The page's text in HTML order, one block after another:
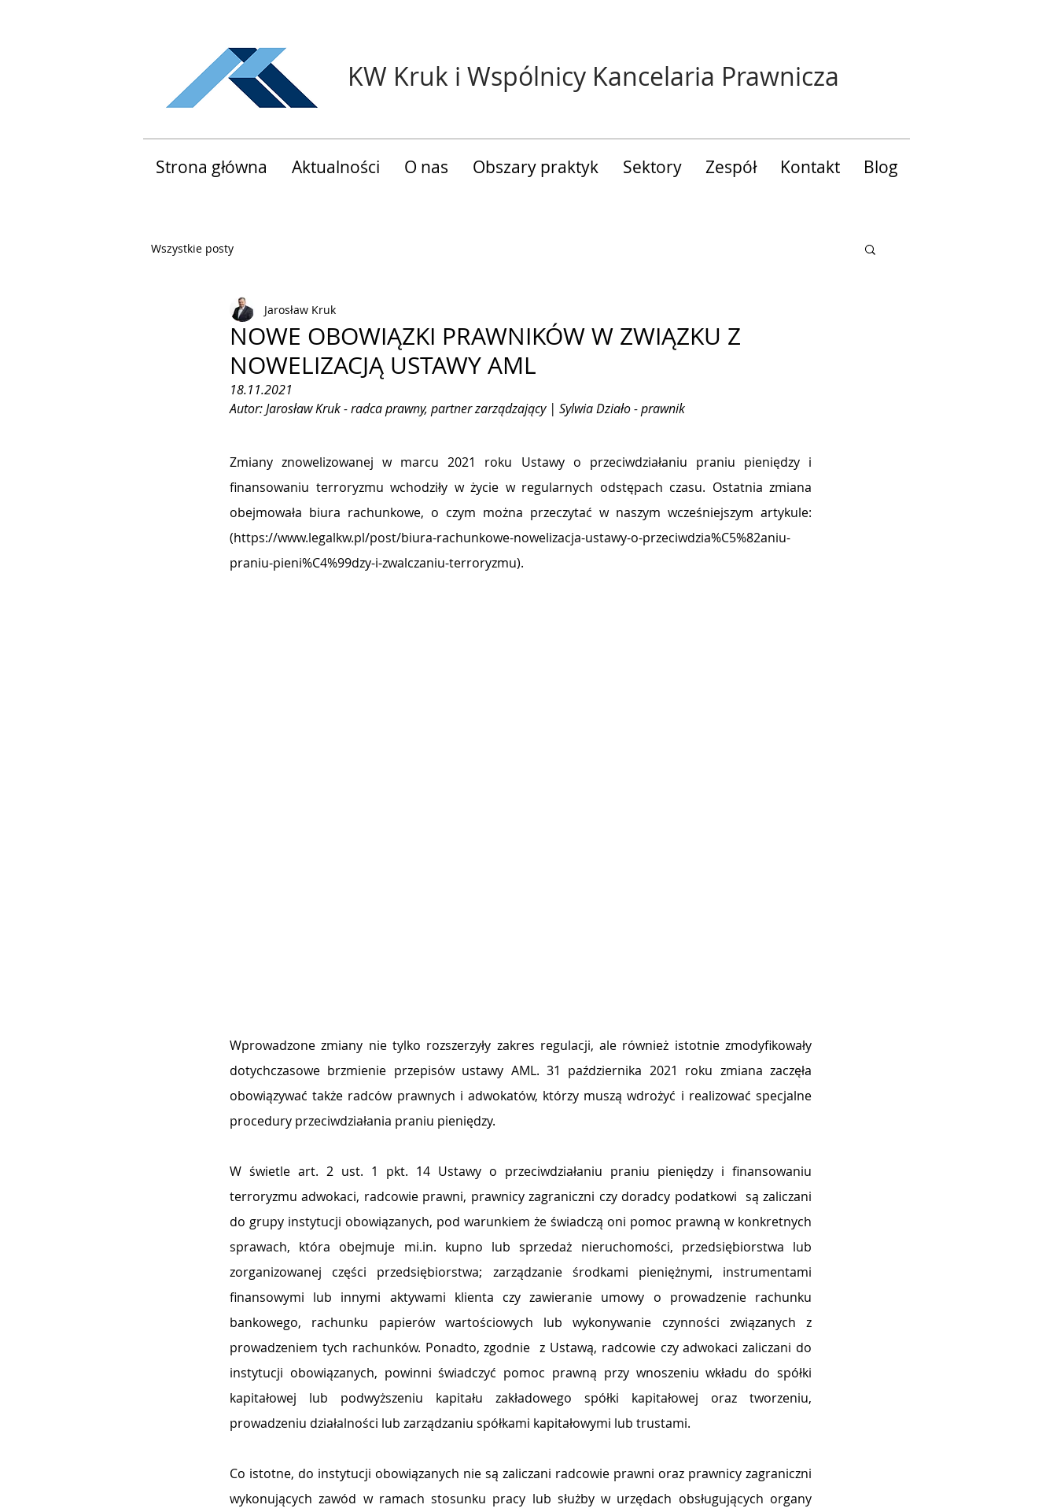
KW Kruk i Wspólnicy Kancelaria Prawnicza
Strona główna Aktualności O nas Obszary praktyk Sektory Zespół Kontakt Blog
Wszystkie posty
NOWE OBOWIĄZKI PRAWNIKÓW W ZWIĄZKU Z
NOWELIZACJĄ USTAWY AML
Jarosław Kruk
18.11.2021
Autor: Jarosław Kruk - radca prawny, partner zarządzający | Sylwia Działo - prawnik
Zmiany znowelizowanej w marcu 2021 roku Ustawy o przeciwdziałaniu praniu pieniędzy i
finansowaniu terroryzmu wchodziły w życie w regularnych odstępach czasu. Ostatnia zmiana
obejmowała biura rachunkowe, o czym można przeczytać w naszym wcześniejszym artykule:
(https://www.legalkw.pl/post/biura-rachunkowe-nowelizacja-ustawy-o-przeciwdzia%C5%82aniu-
praniu-pieni%C4%99dzy-i-zwalczaniu-terroryzmu).
Wprowadzone zmiany nie tylko rozszerzyły zakres regulacji, ale również istotnie zmodyfikowały
dotychczasowe brzmienie przepisów ustawy AML. 31 października 2021 roku zmiana zaczęła
obowiązywać także radców prawnych i adwokatów, którzy muszą wdrożyć i realizować specjalne
procedury przeciwdziałania praniu pieniędzy.
W świetle art. 2 ust. 1 pkt. 14 Ustawy o przeciwdziałaniu praniu pieniędzy i finansowaniu
terroryzmu adwokaci, radcowie prawni, prawnicy zagraniczni czy doradcy podatkowi  są zaliczani
do grupy instytucji obowiązanych, pod warunkiem że świadczą oni pomoc prawną w konkretnych
sprawach, która obejmuje mi.in. kupno lub sprzedaż nieruchomości, przedsiębiorstwa lub
zorganizowanej części przedsiębiorstwa; zarządzanie środkami pieniężnymi, instrumentami
finansowymi lub innymi aktywami klienta czy zawieranie umowy o prowadzenie rachunku
bankowego, rachunku papierów wartościowych lub wykonywanie czynności związanych z
prowadzeniem tych rachunków. Ponadto, zgodnie  z Ustawą, radcowie czy adwokaci zaliczani do
instytucji obowiązanych, powinni świadczyć pomoc prawną przy wnoszeniu wkładu do spółki
kapitałowej lub podwyższeniu kapitału zakładowego spółki kapitałowej oraz tworzeniu,
prowadzeniu działalności lub zarządzaniu spółkami kapitałowymi lub trustami.
Co istotne, do instytucji obowiązanych nie są zaliczani radcowie prawni oraz prawnicy zagraniczni
wykonujących zawód w ramach stosunku pracy lub służby w urzędach obsługujących organy